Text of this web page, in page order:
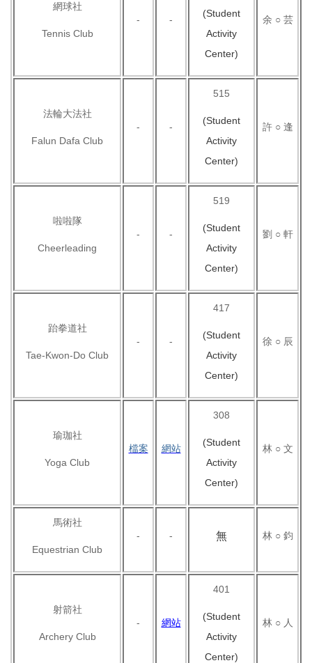
網球社
Tennis Club
- -
(Student
Activity
Center)
余 ○ 芸
法輪大法社
Falun Dafa Club
- -
515
(Student
Activity
Center)
許 ○ 逢
啦啦隊
Cheerleading
- -
519
(Student
Activity
Center)
劉 ○ 軒
跆拳道社
Tae-Kwon-Do Club
- -
417
(Student
Activity
Center)
徐 ○ 辰
瑜珈社
Yoga Club
檔案 網站
308
(Student
Activity
Center)
林 ○ 文
馬術社
Equestrian Club
- - 無 林 ○ 鈞
射箭社
Archery Club
- 網站
401
(Student
Activity
Center)
林 ○ 人